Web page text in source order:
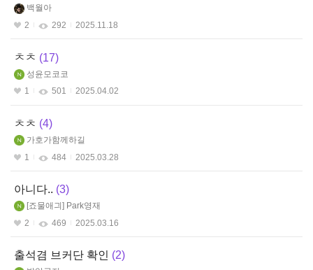
백월아
2
292 2025.11.18
ㅊㅊ 17
성윤모코코
1
501 2025.04.02
ㅊㅊ 4
가호가함께하길
1
484 2025.03.28
아니다.. 3
죠물애긔
Park영재
2
469 2025.03.16
출석겸 브커단 확인 2